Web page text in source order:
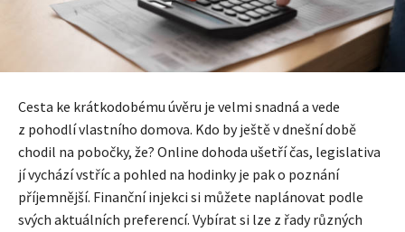
Cesta ke krátkodobému úvěru je velmi snadná a vede
z pohodlí vlastního domova. Kdo by ještě v dnešní době
chodil na pobočky, že? Online dohoda ušetří čas, legislativa
jí vychází vstříc a pohled na hodinky je pak o poznání
příjemnější. Finanční injekci si můžete naplánovat podle
svých aktuálních preferencí. Vybírat si lze z řady různých